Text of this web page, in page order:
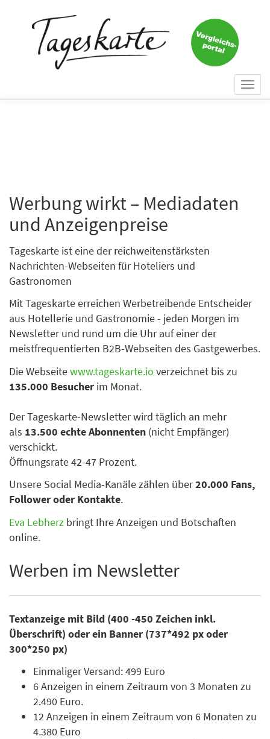
Werbung wirkt – Mediadaten
und Anzeigenpreise
Tageskarte ist eine der reichweitenstärksten
Nachrichten-Webseiten für Hoteliers und
Gastronomen
Mit Tageskarte erreichen Werbetreibende Entscheider
aus Hotellerie und Gastronomie - jeden Morgen im
Newsletter und rund um die Uhr auf einer der
meistfrequentierten B2B-Webseiten des Gastgewerbes.
Die Webseitewww.tageskarte.io verzeichnet bis zu
135.000 Besucher im Monat.
Der Tageskarte-Newsletter wird täglich an mehr
als 13.500 echte Abonnenten (nicht Empfänger)
verschickt.
Öffnungsrate 42-47 Prozent.
Unsere Social Media-Kanäle zählen über20.000 Fans,
Follower oder Kontakte.
Eva Lebherz bringt Ihre Anzeigen und Botschaften
online.
Werben im Newsletter
Textanzeige mit Bild (400 -450 Zeichen inkl.
Überschrift) oder ein Banner (737*492 px oder
300*250 px)
Einmaliger Versand: 499 Euro
6 Anzeigen in einem Zeitraum von 3 Monaten zu
2.490 Euro.
12 Anzeigen in einem Zeitraum von 6 Monaten zu
4.380 Euro